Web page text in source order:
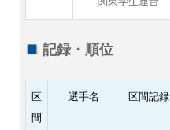
記録・順位
区
間
選手名 区間記録